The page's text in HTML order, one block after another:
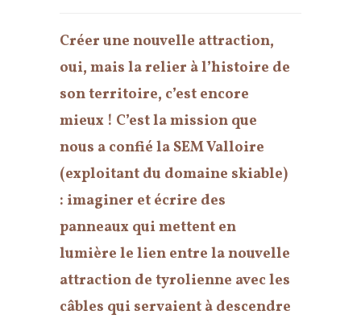
Créer une nouvelle attraction,
oui, mais la relier à l’histoire de
son territoire, c’est encore
mieux ! C’est la mission que
nous a confié la SEM Valloire
(exploitant du domaine skiable)
: imaginer et écrire des
panneaux qui mettent en
lumière le lien entre la nouvelle
attraction de tyrolienne avec les
câbles qui servaient à descendre